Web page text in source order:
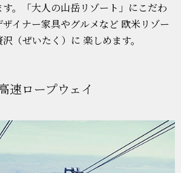
。「大人の山岳リゾート」にこだわ
イナー家具やグルメなど 欧米リゾー
（ぜいたく）に 楽しめます。
速ロープウェイ